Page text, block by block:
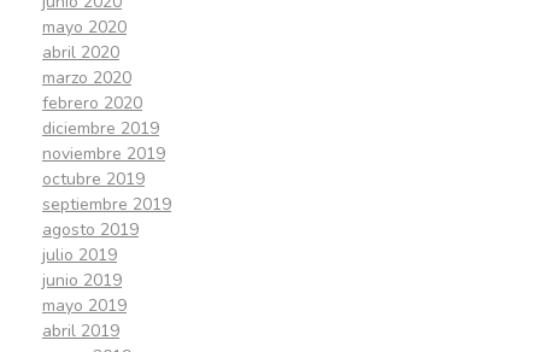
mayo 2020
abril 2020
marzo 2020
febrero 2020
diciembre 2019
noviembre 2019
octubre 2019
septiembre 2019
agosto 2019
julio 2019
junio 2019
mayo 2019
abril 2019